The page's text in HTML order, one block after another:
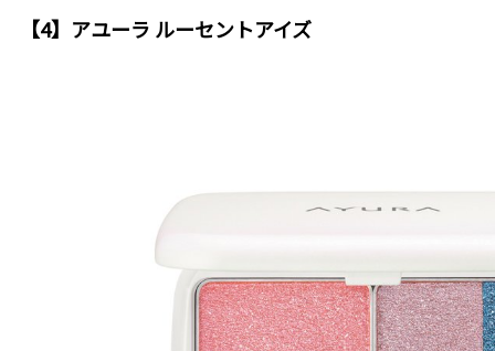
【4】アユーラ ルーセントアイズ